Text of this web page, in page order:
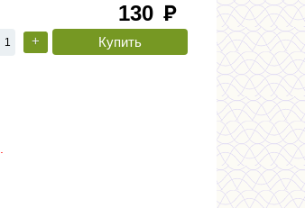
130 руб
+